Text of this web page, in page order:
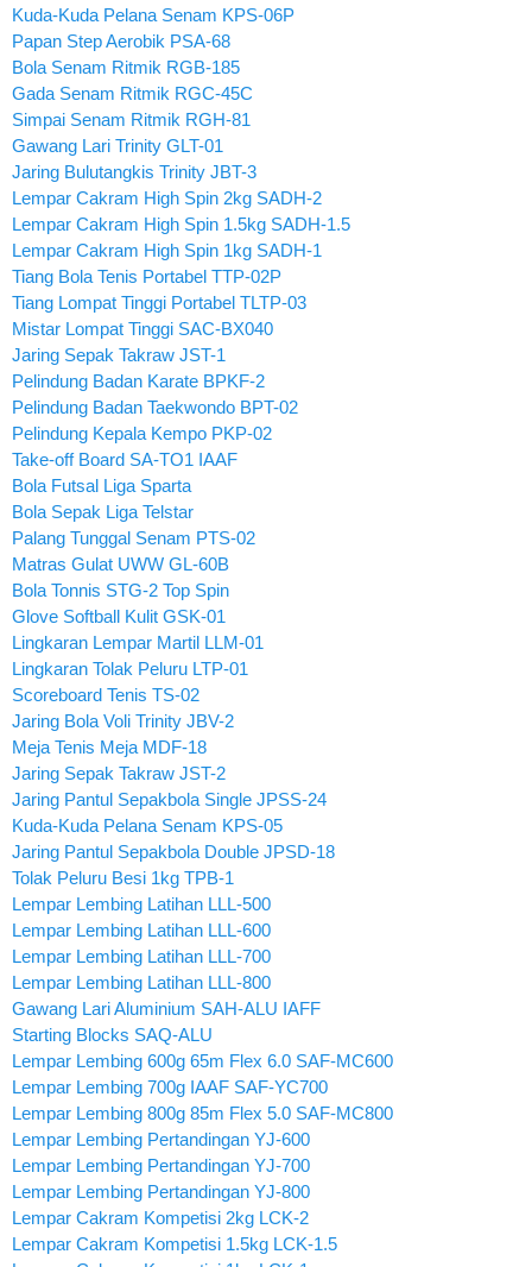
Kuda-Kuda Pelana Senam KPS-06P
Papan Step Aerobik PSA-68
Bola Senam Ritmik RGB-185
Gada Senam Ritmik RGC-45C
Simpai Senam Ritmik RGH-81
Gawang Lari Trinity GLT-01
Jaring Bulutangkis Trinity JBT-3
Lempar Cakram High Spin 2kg SADH-2
Lempar Cakram High Spin 1.5kg SADH-1.5
Lempar Cakram High Spin 1kg SADH-1
Tiang Bola Tenis Portabel TTP-02P
Tiang Lompat Tinggi Portabel TLTP-03
Mistar Lompat Tinggi SAC-BX040
Jaring Sepak Takraw JST-1
Pelindung Badan Karate BPKF-2
Pelindung Badan Taekwondo BPT-02
Pelindung Kepala Kempo PKP-02
Take-off Board SA-TO1 IAAF
Bola Futsal Liga Sparta
Bola Sepak Liga Telstar
Palang Tunggal Senam PTS-02
Matras Gulat UWW GL-60B
Bola Tonnis STG-2 Top Spin
Glove Softball Kulit GSK-01
Lingkaran Lempar Martil LLM-01
Lingkaran Tolak Peluru LTP-01
Scoreboard Tenis TS-02
Jaring Bola Voli Trinity JBV-2
Meja Tenis Meja MDF-18
Jaring Sepak Takraw JST-2
Jaring Pantul Sepakbola Single JPSS-24
Kuda-Kuda Pelana Senam KPS-05
Jaring Pantul Sepakbola Double JPSD-18
Tolak Peluru Besi 1kg TPB-1
Lempar Lembing Latihan LLL-500
Lempar Lembing Latihan LLL-600
Lempar Lembing Latihan LLL-700
Lempar Lembing Latihan LLL-800
Gawang Lari Aluminium SAH-ALU IAFF
Starting Blocks SAQ-ALU
Lempar Lembing 600g 65m Flex 6.0 SAF-MC600
Lempar Lembing 700g IAAF SAF-YC700
Lempar Lembing 800g 85m Flex 5.0 SAF-MC800
Lempar Lembing Pertandingan YJ-600
Lempar Lembing Pertandingan YJ-700
Lempar Lembing Pertandingan YJ-800
Lempar Cakram Kompetisi 2kg LCK-2
Lempar Cakram Kompetisi 1.5kg LCK-1.5